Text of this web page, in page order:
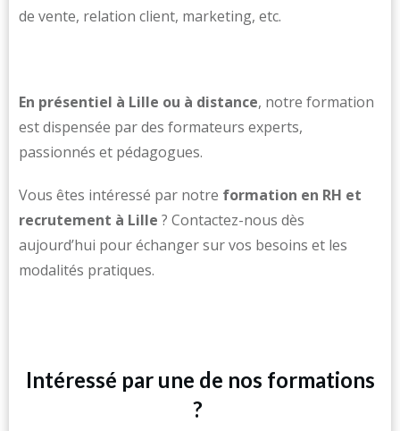
de vente, relation client, marketing, etc.
En présentiel à Lille ou à distance, notre formation
est dispensée par des formateurs experts,
passionnés et pédagogues.
Vous êtes intéressé par notre formation en RH et
recrutement à Lille ? Contactez-nous dès
aujourd’hui pour échanger sur vos besoins et les
modalités pratiques.
Intéressé par une de nos formations
?